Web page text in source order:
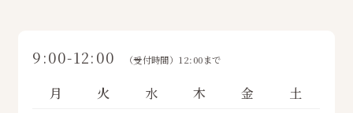
9:00-12:00 （受付時間）12:00まで
月 火 水 木 金 土